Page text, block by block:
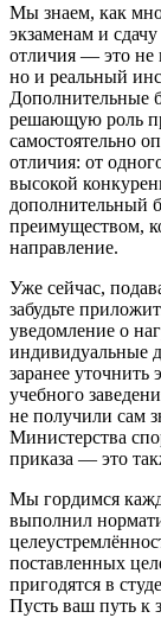
Мы знаем, как
экзаменам и
отличия — это не
но и реальный
Дополнительные
решающую роль
самостоятельно
отличия: от
высокой
дополнительный
преимуществом,
направление.
Уже сейчас,
забудьте
уведомление о
индивидуальные
заранее
учебного
не получили сам
Министерства
приказа — это
Мы гордимся
выполнил
поставленных
пригодятся в
Пусть ваш путь к